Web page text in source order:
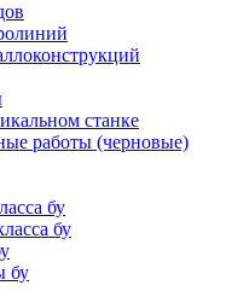
станке
работы (черновые)
бу
бу
бу